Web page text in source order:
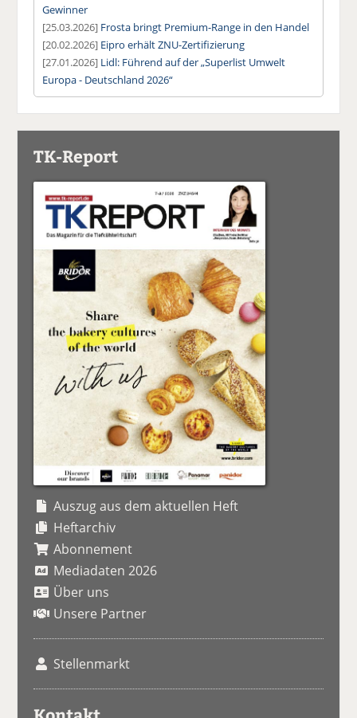
Gewinner
[25.03.2026] Frosta bringt Premium-Range in den Handel
[20.02.2026] Eipro erhält ZNU-Zertifizierung
[27.01.2026] Lidl: Führend auf der „Superlist Umwelt
Europa - Deutschland 2026“
TK-Report
Auszug aus dem aktuellen Heft
Heftarchiv
Abonnement
Mediadaten 2026
Über uns
Unsere Partner
Stellenmarkt